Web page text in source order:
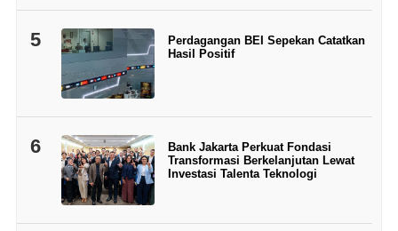
5
Perdagangan BEI Sepekan Catatkan
Hasil Positif
6
Bank Jakarta Perkuat Fondasi
Transformasi Berkelanjutan Lewat
Investasi Talenta Teknologi